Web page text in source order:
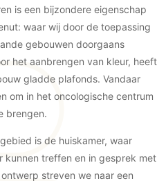
is een bijzondere eigenschap
waar wij door de toepassing
gebouwen doorgaans
het aanbrengen van kleur, heeft
gladde plafonds. Vandaar
om in het oncologische centrum
brengen.
is de huiskamer, waar
kunnen treffen en in gesprek met
streven we naar een